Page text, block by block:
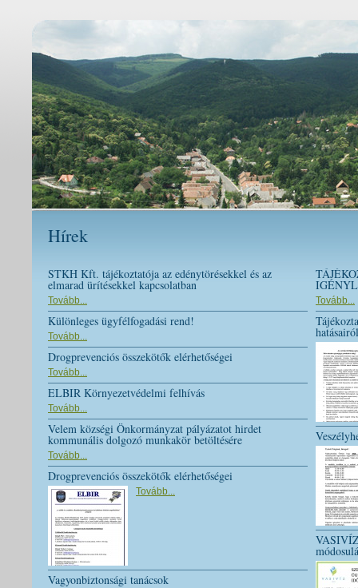
Hírek
STKH Kft. tájékoztatója az edénytörésekkel és az
elmarad ürítésekkel kapcsolatban
Tovább...
Különleges ügyfélfogadási rend!
Tovább...
Drogprevenciós összekötők elérhetőségei
Tovább...
ELBIR Környezetvédelmi felhívás
Tovább...
Velem községi Önkormányzat pályázatot hirdet
kommunális dolgozó munkakör betöltésére
Tovább...
Drogprevenciós összekötők elérhetőségei
Tovább...
Vagyonbiztonsági tanácsok
Tovább...
hatásairól